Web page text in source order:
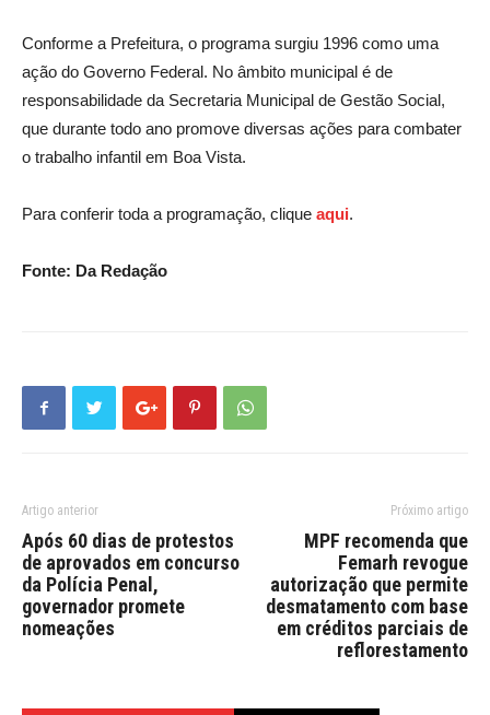
Conforme a Prefeitura, o programa surgiu 1996 como uma
ação do Governo Federal. No âmbito municipal é de
responsabilidade da Secretaria Municipal de Gestão Social,
que durante todo ano promove diversas ações para combater
o trabalho infantil em Boa Vista.
Para conferir toda a programação, clique aqui.
Fonte: Da Redação
Artigo anterior
Após 60 dias de protestos
de aprovados em concurso
da Polícia Penal,
governador promete
nomeações
Próximo artigo
MPF recomenda que
Femarh revogue
autorização que permite
desmatamento com base
em créditos parciais de
reflorestamento